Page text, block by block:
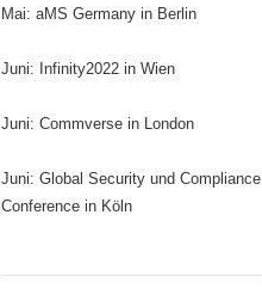
Mai: aMS Germany in Berlin
Juni: Infinity2022 in Wien
Juni: Commverse in London
Juni: Global Security und Compliance
Conference in Köln